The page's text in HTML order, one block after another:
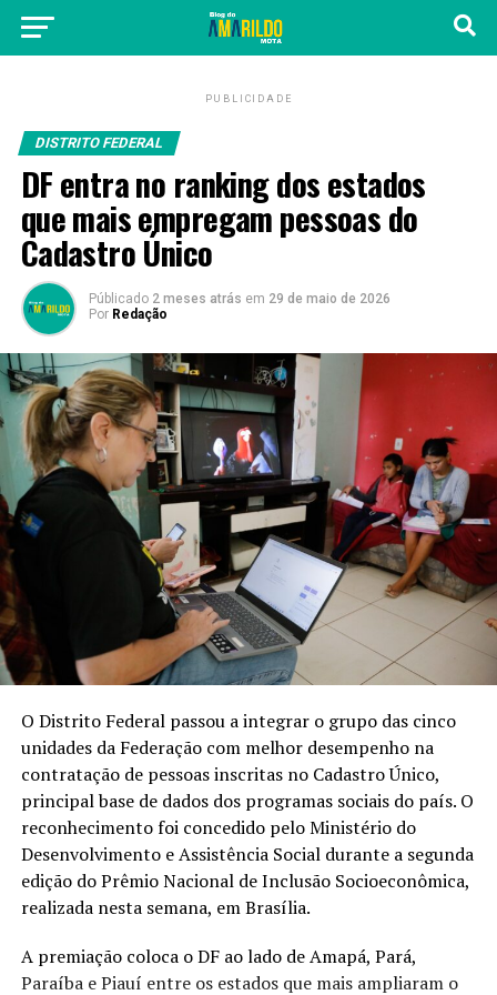
PUBLICIDADE
DISTRITO FEDERAL
DF entra no ranking dos estados
que mais empregam pessoas do
Cadastro Único
Públicado 2 meses atrás em 29 de maio de 2026
Por Redação
O Distrito Federal passou a integrar o grupo das cinco
unidades da Federação com melhor desempenho na
contratação de pessoas inscritas no Cadastro Único,
principal base de dados dos programas sociais do país. O
reconhecimento foi concedido pelo Ministério do
Desenvolvimento e Assistência Social durante a segunda
edição do Prêmio Nacional de Inclusão Socioeconômica,
realizada nesta semana, em Brasília.
A premiação coloca o DF ao lado de Amapá, Pará,
Paraíba e Piauí entre os estados que mais ampliaram o